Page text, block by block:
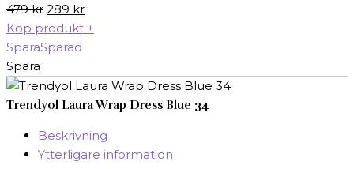
479kr Det
ursprungliga
priset
479 kr.
289 krDet
nuvarande
289 kr.
Köp produkt +
SparaSparad
Spara
Trendyol Laura Wrap Dress Blue 34
Beskrivning
Ytterligare information